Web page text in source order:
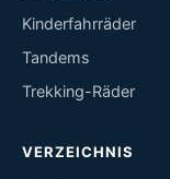
Kinderfahrräder
Tandems
Trekking-Räder
VERZEICHNIS